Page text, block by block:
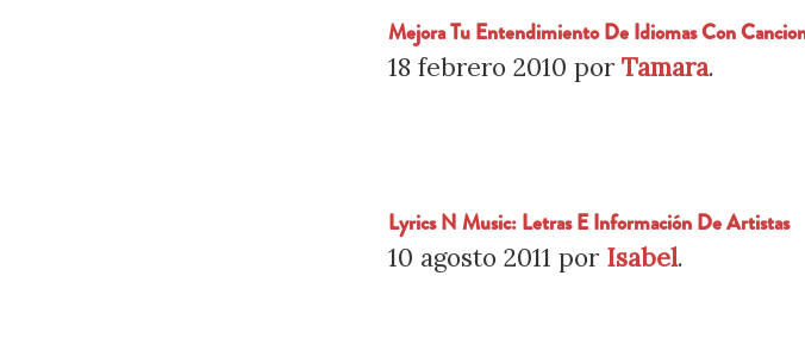
Mejora Tu Entendimiento De Idiomas Con
18 febrero 2010 porTamara.
Lyrics N Music: Letras E Información De Artistas
10 agosto 2011 por Isabel.